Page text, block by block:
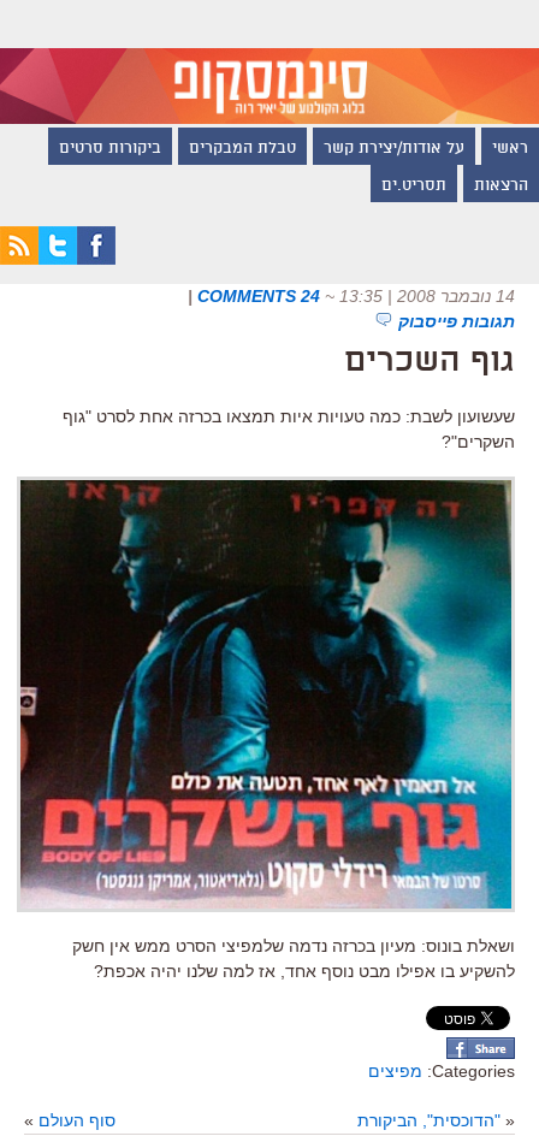
ראשי על אודות/יצירת קשר טבלת המבקרים ביקורות סרטים
הרצאות תסריט.ים
14 נובמבר 2008 | 13:35 ~
24 COMMENTS
|
תגובות פייסבוק
גוף השכרים
שעשועון לשבת: כמה טעויות איות תמצאו בכרזה אחת לסרט "גוף
השקרים"?
ושאלת בונוס: מעיון בכרזה נדמה שלמפיצי הסרט ממש אין חשק
להשקיע בו אפילו מבט נוסף אחד, אז למה שלנו יהיה אכפת?
Categories: מפיצים
« "הדוכסית", הביקורת סוף העולם »